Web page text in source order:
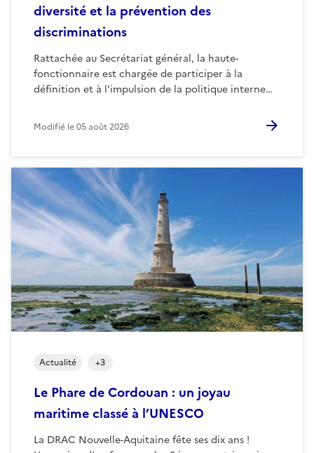
diversité et la prévention des
discriminations
Rattachée au Secrétariat général, la haute-
fonctionnaire est chargée de participer à la
définition et à l'impulsion de la politique interne…
Modifié le05 août 2026
Le Phare de Cordouan : un joyau
maritime classé à l’UNESCO
La DRAC Nouvelle-Aquitaine fête ses dix ans !
Actualité +3